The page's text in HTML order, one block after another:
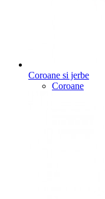
Coroane si jerbe
Coroane